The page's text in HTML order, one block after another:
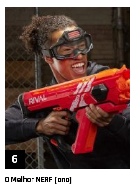
O Melhor NERF [ano]